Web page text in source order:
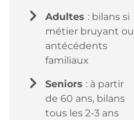
Adultes : bilans si
métier bruyant ou
antécédents
familiaux
Seniors : à partir
de 60 ans, bilans
tous les 2-3 ans